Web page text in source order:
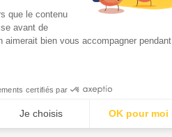
38750 L’ALPE D’HUEZ
que le contenu
avant de
aimerait bien vous accompagner pendant
certifiés par
Je choisis OK pour moi